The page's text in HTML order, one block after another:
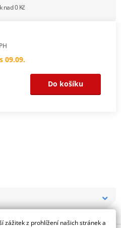
nad 0 Kč
09.09.
Do košíku
zážitek z prohlížení našich stránek a